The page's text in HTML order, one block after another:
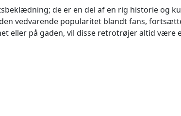
de er en del af en rig historie og
vedvarende popularitet blandt fans,
eller på gaden, vil disse retrotrøjer altid